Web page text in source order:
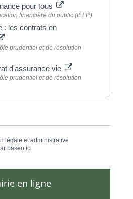
pour tous
financière du public (IEFP)
: les contrats en
prudentiel et de résolution
d'assurance vie
prudentiel et de résolution
légale et administrative
baseo.io
en ligne